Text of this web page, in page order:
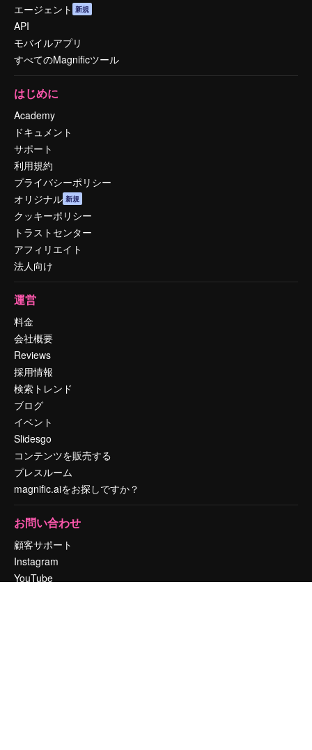
エージェント 新規
API
モバイルアプリ
すべてのMagnificツール
はじめに
Academy
ドキュメント
サポート
利用規約
プライバシーポリシー
オリジナル 新規
クッキーポリシー
トラストセンター
アフィリエイト
法人向け
運営
料金
会社概要
Reviews
採用情報
検索トレンド
ブログ
イベント
Slidesgo
コンテンツを販売する
プレスルーム
magnific.aiをお探しですか？
お問い合わせ
顧客サポート
Instagram
YouTube